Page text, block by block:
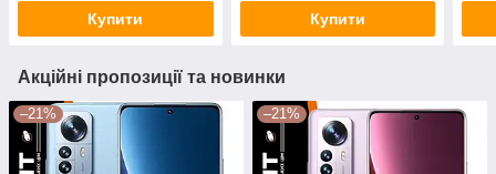
Купити Купити
Акційні пропозиції та новинки
–21% –21%